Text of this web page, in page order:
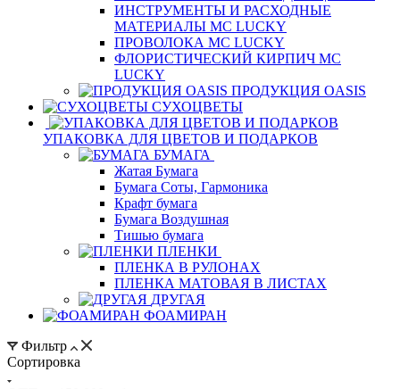
ИНСТРУМЕНТЫ И РАСХОДНЫЕ
МАТЕРИАЛЫ MC LUCKY
ПРОВОЛОКА MC LUCKY
ФЛОРИСТИЧЕСКИЙ КИРПИЧ MC
LUCKY
ПРОДУКЦИЯ OASIS
СУХОЦВЕТЫ
УПАКОВКА ДЛЯ ЦВЕТОВ И ПОДАРКОВ
БУМАГА
Жатая Бумага
Бумага Соты, Гармоника
Крафт бумага
Бумага Воздушная
Тишью бумага
ПЛЕНКИ
ПЛЕНКА В РУЛОНАХ
ПЛЕНКА МАТОВАЯ В ЛИСТАХ
ДРУГАЯ
ФОАМИРАН
Фильтр
Сортировка